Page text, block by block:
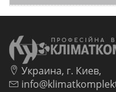
Украина, г. Киев,